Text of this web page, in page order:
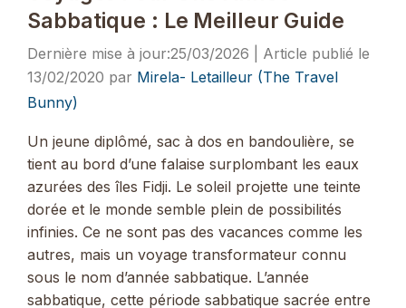
Sabbatique : Le Meilleur Guide
25/03/2026
13/02/2020 par Mirela- Letailleur (The Travel
Bunny)
Un jeune diplômé, sac à dos en bandoulière, se
tient au bord d’une falaise surplombant les eaux
azurées des îles Fidji. Le soleil projette une teinte
dorée et le monde semble plein de possibilités
infinies. Ce ne sont pas des vacances comme les
autres, mais un voyage transformateur connu
sous le nom d’année sabbatique. L’année
sabbatique, cette période sabbatique sacrée entre